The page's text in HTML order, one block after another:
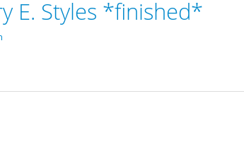
E. Styles *finished*